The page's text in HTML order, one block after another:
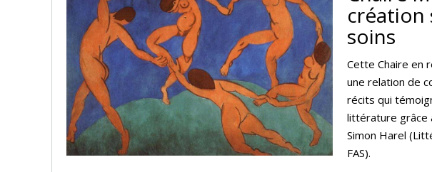
création
soins
Cette Chaire en
une relation de
récits qui
littérature grâce
Simon Harel
FAS).